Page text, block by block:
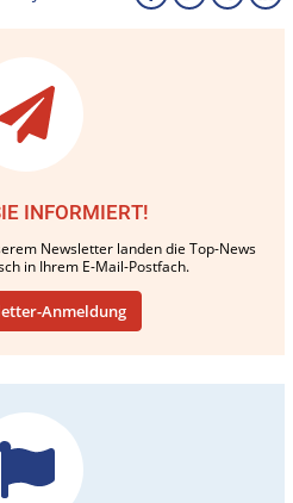
INFORMIERT!
Newsletter landen die Top-News
in Ihrem E-Mail-Postfach.
Anmeldung